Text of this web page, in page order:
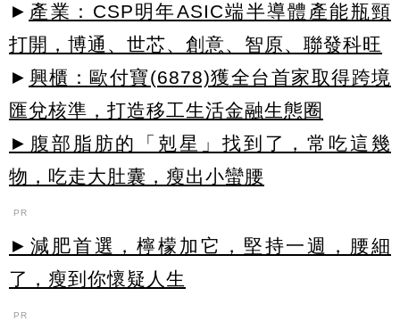
► 產業：CSP明年ASIC端半導體產能瓶頸
打開，博通、世芯、創意、智原、聯發科旺
► 興櫃：歐付寶(6878)獲全台首家取得跨境
匯兌核準，打造移工生活金融生態圈
►腹部脂肪的「剋星」找到了，常吃這幾
物，吃走大肚囊，瘦出小蠻腰
PR
►減肥首選，檸檬加它，堅持一週，腰細
了，瘦到你懷疑人生
PR